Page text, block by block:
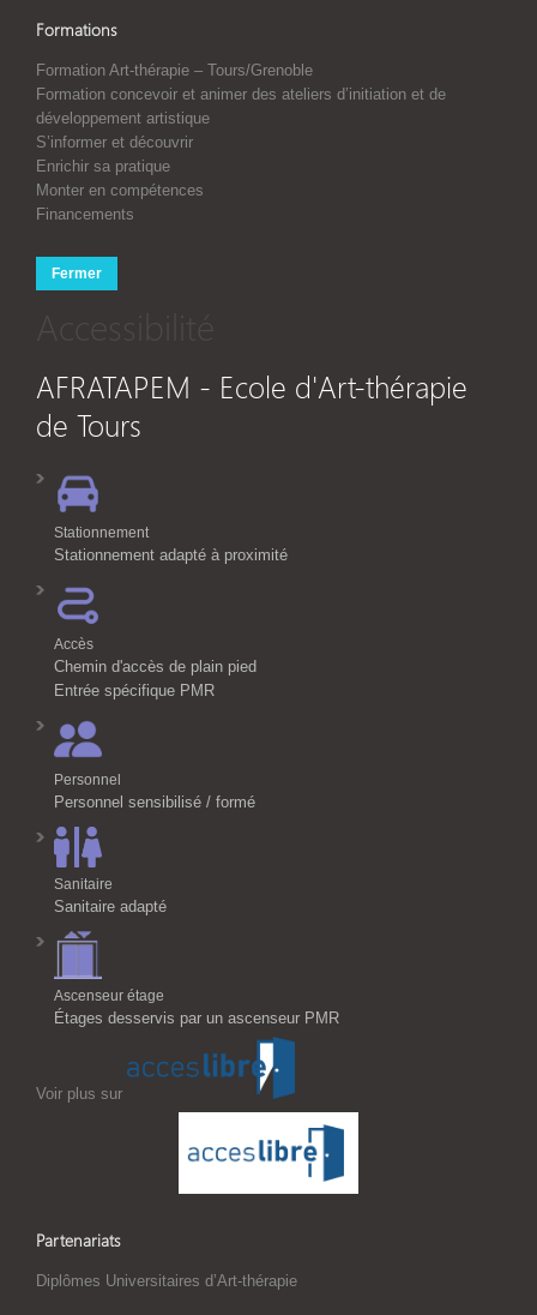
Formations
Formation Art-thérapie – Tours/Grenoble
Formation concevoir et animer des ateliers d’initiation et de
développement artistique
S’informer et découvrir
Enrichir sa pratique
Monter en compétences
Financements
Fermer
Accessibilité
AFRATAPEM - Ecole d'Art-thérapie
de Tours
Stationnement
Stationnement adapté à proximité
Accès
Chemin d'accès de plain pied
Entrée spécifique PMR
Personnel
Personnel sensibilisé / formé
Sanitaire
Sanitaire adapté
Ascenseur étage
Étages desservis par un ascenseur PMR
Voir plus sur
Partenariats
Diplômes Universitaires d’Art-thérapie